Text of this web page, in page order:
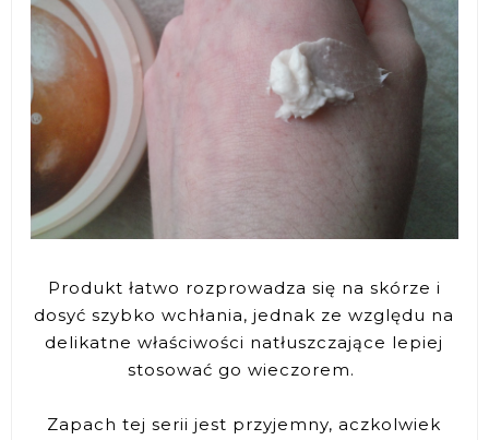
Produkt łatwo rozprowadza się na skórze i
dosyć szybko wchłania, jednak ze względu na
delikatne właściwości natłuszczające lepiej
stosować go wieczorem.
Zapach tej serii jest przyjemny, aczkolwiek